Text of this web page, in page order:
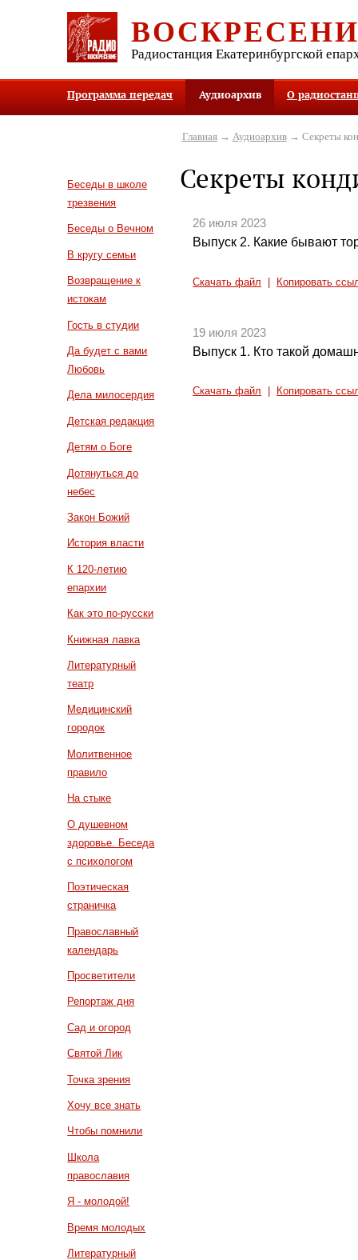
Радиостанция Екатеринбургской
Программа передач Аудиоархив О
Беседы в школе
трезвения
Беседы о Вечном
В кругу семьи
Возвращение к
истокам
Гость в студии
Да будет с вами
Любовь
Дела милосердия
Детская редакция
Детям о Боге
Дотянуться до
небес
Закон Божий
История власти
К 120-летию
епархии
Как это по-русски
Книжная лавка
Литературный
театр
Медицинский
городок
Молитвенное
правило
На стыке
О душевном
здоровье. Беседа
с психологом
Поэтическая
страничка
Православный
календарь
Просветители
Репортаж дня
Сад и огород
Святой Лик
Точка зрения
Хочу все знать
Чтобы помнили
Школа
православия
Я - молодой!
Время молодых
Литературный
Главная→ Аудиоархив→ Секреты
Секреты
26 июля 2023
Выпуск 2. Какие бывают
Скачать файл Копировать
19 июля 2023
Выпуск 1. Кто такой
Скачать файл Копировать